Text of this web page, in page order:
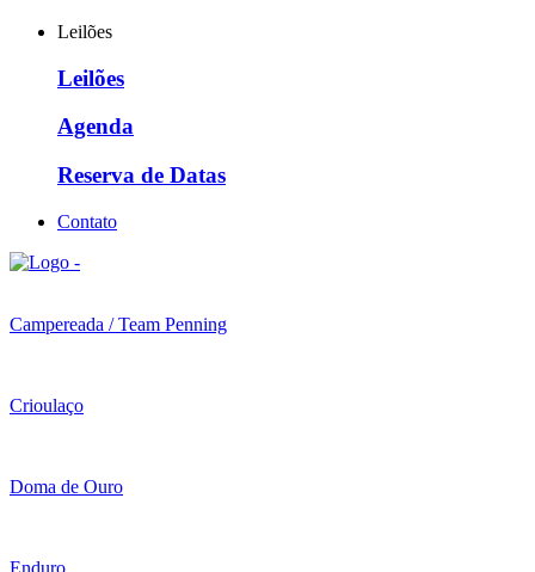
Leilões
Leilões
Agenda
Reserva de Datas
Contato
Campereada / Team Penning
Crioulaço
Doma de Ouro
Enduro